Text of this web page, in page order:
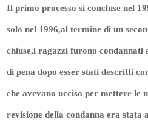
Il primo processo si concluse nel
solo nel 1996,al termine di un
chiuse,i ragazzi furono condannati
di pena dopo esser stati descritti
che avevano ucciso per mettere le
revisione della condanna era stata